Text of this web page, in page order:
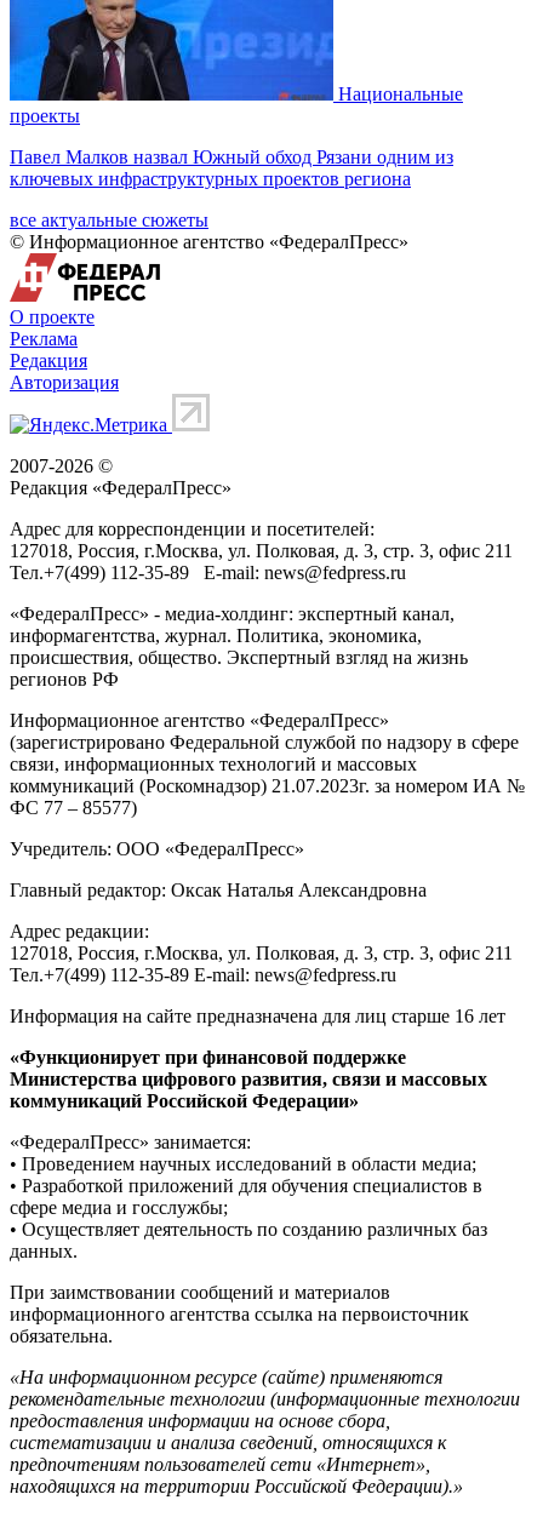
Национальные
проекты
Павел Малков назвал Южный обход Рязани одним из
ключевых инфраструктурных проектов региона
все актуальные сюжеты
© Информационное агентство «ФедералПресс»
О проекте
Реклама
Редакция
Авторизация
2007-2026 ©
Редакция «ФедералПресс»
Адрес для корреспонденции и посетителей:
127018, Россия, г.Москва, ул. Полковая, д. 3, стр. 3, офис 211
Тел.+7(499) 112-35-89 E-mail: news@fedpress.ru
«ФедералПресс» - медиа-холдинг: экспертный канал,
информагентства, журнал. Политика, экономика,
происшествия, общество. Экспертный взгляд на жизнь
регионов РФ
Информационное агентство «ФедералПресс»
(зарегистрировано Федеральной службой по надзору в сфере
связи, информационных технологий и массовых
коммуникаций (Роскомнадзор) 21.07.2023г. за номером ИА №
ФС 77 – 85577)
Учредитель: ООО «ФедералПресс»
Главный редактор: Оксак Наталья Александровна
Адрес редакции:
127018, Россия, г.Москва, ул. Полковая, д. 3, стр. 3, офис 211
Тел.+7(499) 112-35-89 E-mail: news@fedpress.ru
Информация на сайте предназначена для лиц старше 16 лет
«Функционирует при финансовой поддержке
Министерства цифрового развития, связи и массовых
коммуникаций Российской Федерации»
«ФедералПресс» занимается:
• Проведением научных исследований в области медиа;
• Разработкой приложений для обучения специалистов в
сфере медиа и госслужбы;
• Осуществляет деятельность по созданию различных баз
данных.
При заимствовании сообщений и материалов
информационного агентства ссылка на первоисточник
обязательна.
«На информационном ресурсе (сайте) применяются
рекомендательные технологии (информационные технологии
предоставления информации на основе сбора,
систематизации и анализа сведений, относящихся к
предпочтениям пользователей сети «Интернет»,
находящихся на территории Российской Федерации).»